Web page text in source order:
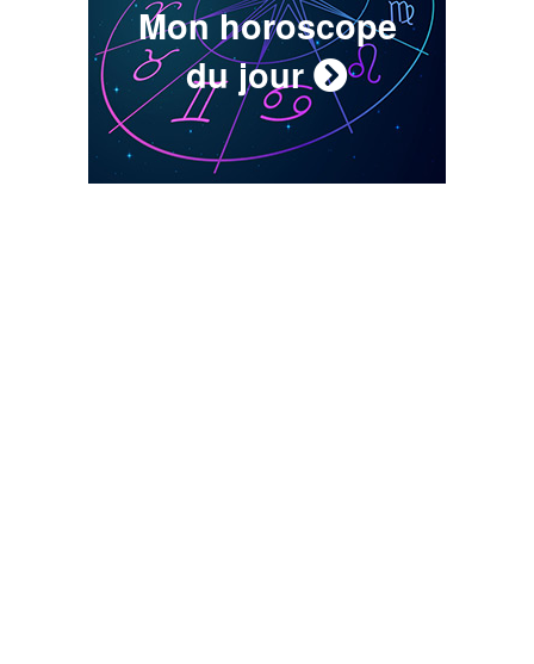
Mon horoscope
du jour